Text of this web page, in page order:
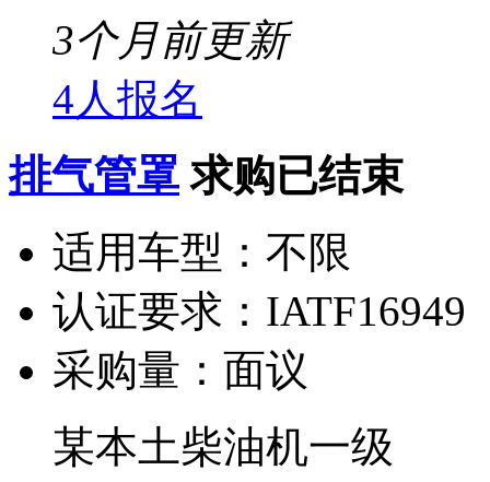
3个月前更新
4人报名
排气管罩 求购已结束
适用车型： 不限
认证要求： IATF16949
采购量： 面议
某本土柴油机一级